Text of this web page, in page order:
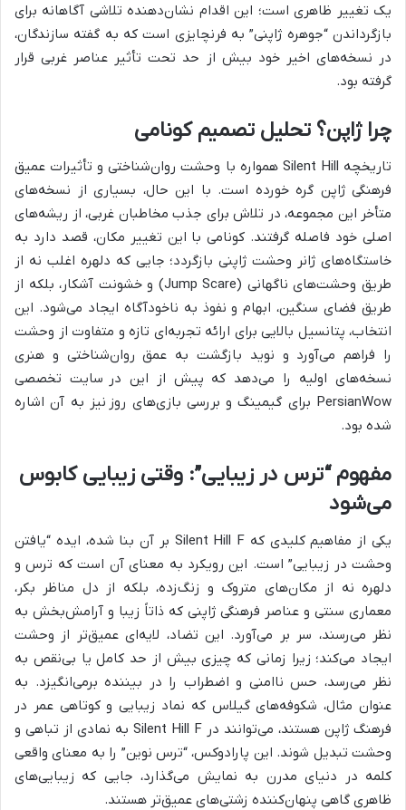
یک تغییر ظاهری است؛ این اقدام نشان‌دهنده تلاشی آگاهانه برای
بازگرداندن “جوهره ژاپنی” به فرنچایزی است که به گفته سازندگان،
در نسخه‌های اخیر خود بیش از حد تحت تأثیر عناصر غربی قرار
گرفته بود.
چرا ژاپن؟ تحلیل تصمیم کونامی
تاریخچه Silent Hill همواره با وحشت روان‌شناختی و تأثیرات عمیق
فرهنگی ژاپن گره خورده است. با این حال، بسیاری از نسخه‌های
متأخر این مجموعه، در تلاش برای جذب مخاطبان غربی، از ریشه‌های
اصلی خود فاصله گرفتند. کونامی با این تغییر مکان، قصد دارد به
خاستگاه‌های ژانر وحشت ژاپنی بازگردد؛ جایی که دلهره اغلب نه از
طریق وحشت‌های ناگهانی (Jump Scare) و خشونت آشکار، بلکه از
طریق فضای سنگین، ابهام و نفوذ به ناخودآگاه ایجاد می‌شود. این
انتخاب، پتانسیل بالایی برای ارائه تجربه‌ای تازه و متفاوت از وحشت
را فراهم می‌آورد و نوید بازگشت به عمق روان‌شناختی و هنری
نسخه‌های اولیه را می‌دهد که پیش از این در سایت تخصصی
PersianWow برای گیمینگ و بررسی بازی‌های روز
نیز به آن اشاره
شده بود.
مفهوم “ترس در زیبایی”: وقتی زیبایی کابوس
می‌شود
یکی از مفاهیم کلیدی که Silent Hill F بر آن بنا شده، ایده “یافتن
وحشت در زیبایی” است. این رویکرد به معنای آن است که ترس و
دلهره نه از مکان‌های متروک و زنگ‌زده، بلکه از دل مناظر بکر،
معماری سنتی و عناصر فرهنگی ژاپنی که ذاتاً زیبا و آرامش‌بخش به
نظر می‌رسند، سر بر می‌آورد. این تضاد، لایه‌ای عمیق‌تر از وحشت
ایجاد می‌کند؛ زیرا زمانی که چیزی بیش از حد کامل یا بی‌نقص به
نظر می‌رسد، حس ناامنی و اضطراب را در بیننده برمی‌انگیزد. به
عنوان مثال، شکوفه‌های گیلاس که نماد زیبایی و کوتاهی عمر در
فرهنگ ژاپن هستند، می‌توانند در Silent Hill F به نمادی از تباهی و
وحشت تبدیل شوند. این پارادوکس، “ترس نوین” را به معنای واقعی
کلمه در دنیای مدرن به نمایش می‌گذارد، جایی که زیبایی‌های
ظاهری گاهی پنهان‌کننده زشتی‌های عمیق‌تر هستند.